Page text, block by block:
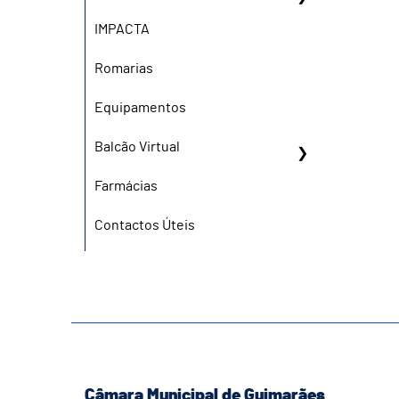
IMPACTA
Romarias
Equipamentos
Balcão Virtual
Farmácias
Contactos Úteis